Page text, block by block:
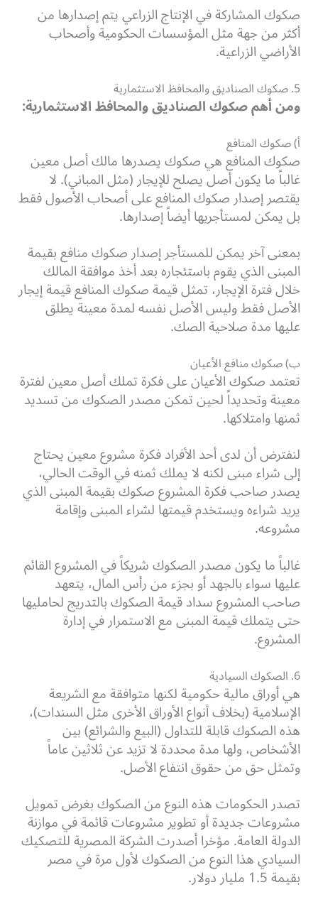
صكوك المشاركة في الإنتاج الزراعي يتم إصدارها من
أكثر من جهة مثل المؤسسات الحكومية وأصحاب
الأراضي الزراعية.
5. صكوك الصناديق والمحافظ الاستثمارية
ومن أهم صكوك الصناديق والمحافظ الاستثمارية:
أ) صكوك المنافع
صكوك المنافع هي صكوك يصدرها مالك أصل معين
غالباً ما يكون أصل يصلح للإيجار (مثل المباني). لا
يقتصر إصدار صكوك المنافع على أصحاب الأصول فقط
بل يمكن لمستأجريها أيضاً إصدارها.
بمعنى آخر يمكن للمستأجر إصدار صكوك منافع بقيمة
المبنى الذي يقوم باستئجاره بعد أخذ موافقة المالك
خلال فترة الإيجار، تمثل قيمة صكوك المنافع قيمة إيجار
الأصل فقط وليس الأصل نفسه لمدة معينة يطلق
عليها مدة صلاحية الصك.
ب) صكوك منافع الأعيان
تعتمد صكوك الأعيان على فكرة تملك أصل معين لفترة
معينة وتحديداً لحين تمكن مصدر الصكوك من تسديد
ثمنها وامتلاكها.
لنفترض أن لدى أحد الأفراد فكرة مشروع معين يحتاج
إلى شراء مبنى لكنه لا يملك ثمنه في الوقت الحالي،
يصدر صاحب فكرة المشروع صكوك بقيمة المبنى الذي
يريد شراءه ويستخدم قيمتها لشراء المبنى وإقامة
مشروعه.
غالباً ما يكون مصدر الصكوك شريكاً في المشروع القائم
عليها سواء بالجهد أو بجزء من رأس المال، يتعهد
صاحب المشروع سداد قيمة الصكوك بالتدريج لحامليها
حتى يتملك قيمة المبنى مع الاستمرار في إدارة
المشروع.
6. الصكوك السيادية
هي أوراق مالية حكومية لكنها متوافقة مع الشريعة
الإسلامية (بخلاف أنواع الأوراق الأخرى مثل السندات)،
هذه الصكوك قابلة للتداول (البيع والشرائع) بين
الأشخاص، ولها مدة محددة لا تزيد عن ثلاثين عاماً
وتمثل حق من حقوق انتفاع الأصل.
تصدر الحكومات هذه النوع من الصكوك بغرض تمويل
مشروعات جديدة أو تطوير مشروعات قائمة في موازنة
الدولة العامة. مؤخرا أصدرت الشركة المصرية للتصكيك
السيادي هذا النوع من الصكوك لأول مرة في مصر
بقيمة 1.5 مليار دولار.